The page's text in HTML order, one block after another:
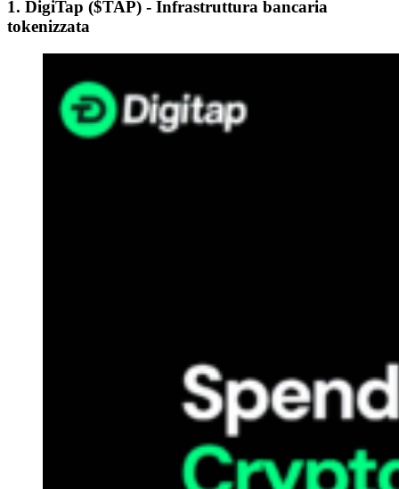
1. DigiTap ($TAP) - Infrastruttura bancaria
tokenizzata